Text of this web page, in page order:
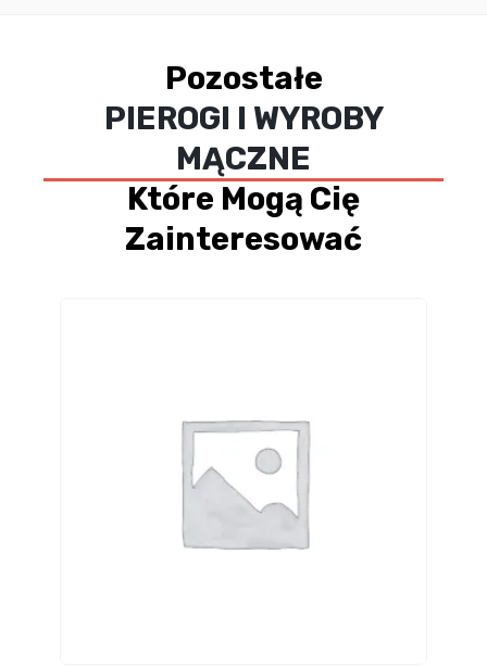
Pozostałe
PIEROGI I WYROBY
MĄCZNE
Które Mogą Cię
Zainteresować